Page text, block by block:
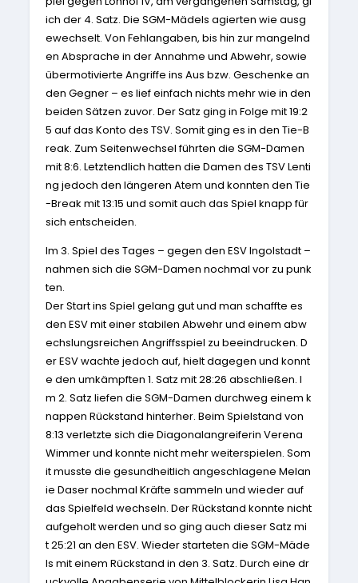
ich der 4. Satz. Die SGM-Mädels agierten wie ausg
ewechselt. Von Fehlangaben, bis hin zur mangelnd
en Absprache in der Annahme und Abwehr, sowie
übermotivierte Angriffe ins Aus bzw. Geschenke an
den Gegner – es lief einfach nichts mehr wie in den
beiden Sätzen zuvor. Der Satz ging in Folge mit 19:2
5 auf das Konto des TSV. Somit ging es in den Tie-B
reak. Zum Seitenwechsel führten die SGM-Damen
mit 8:6. Letztendlich hatten die Damen des TSV Lenti
ng jedoch den längeren Atem und konnten den Tie
-Break mit 13:15 und somit auch das Spiel knapp für
sich entscheiden.
Im 3. Spiel des Tages – gegen den ESV Ingolstadt –
nahmen sich die SGM-Damen nochmal vor zu punk
ten.
Der Start ins Spiel gelang gut und man schaffte es
den ESV mit einer stabilen Abwehr und einem abw
echslungsreichen Angriffsspiel zu beeindrucken. D
er ESV wachte jedoch auf, hielt dagegen und konnt
e den umkämpften 1. Satz mit 28:26abschließen. I
m 2. Satz liefen die SGM-Damen durchweg einem k
nappen Rückstand hinterher. Beim Spielstand von
8:13verletzte sich die Diagonalangreiferin Verena
Wimmer und konnte nicht mehr weiterspielen. Som
it musste die gesundheitlich angeschlagene Melan
ie Daser nochmal Kräfte sammeln und wieder auf
das Spielfeld wechseln. Der Rückstand konnte nicht
aufgeholt werden und so ging auch dieser Satz mi
t 25:21an den ESV. Wieder starteten die SGM-Mäde
ls mit einem Rückstand in den 3. Satz. Durch eine dr